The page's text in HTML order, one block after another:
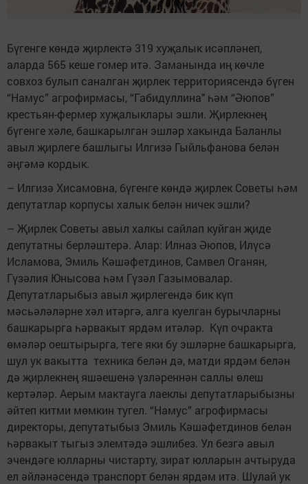
Бүгенге көндә җирлектә 319 хуҗалык исәпләнеп,
аларда 565 кеше гомер итә. Заманында иң көчле
совхоз булып саналган җирлек территориясендә бүген
“Намус” агрофирмасы, “Габидуллина" һәм “Әюпов”
крестьян-фермер хуҗалыклары эшли. Җирлекнең
бүгенге хәле, башкарылган эшләр хакында Баланлы
авыл җирлеге башлыгы Илгизә Гыйльфанова белән
әңгәмә кордык.
– Илгизә Хисамовна, бүгенге көндә җирлек Советы һәм
депутатлар корпусы халык белән ничек эшли?
– Җирлек Советы авыл халкы сайлап куйган җиде
депутатны берләштерә. Алар: Илназ Әюпов, Илүсә
Исламова, Эмиль Кәшәфетдинов, Самвел Оганян,
Гүзәлия Юнысова һәм Гүзәл Газымовалар.
Депутатларыбыз авыл җирлегендә бик күп
мәсьәләләрне хәл итәргә, алга куелган бурычларны
башкарырга һәрвакыт ярдәм итәләр. Күп очракта
өмәләр оештырырга, теге яки бу эшләрне башкарырга,
шул ук вакытта техника белән дә, матди ярдәм белән
дә җирлекнең яшәешенә үзләреннән саллы өлеш
кертәләр. Аерым мактауга лаеклы депутатларыбызны
әйтеп китми мөмкин тугел. “Намус” агрофирмасы
директоры, депутатыбыз Эмиль Кәшәфетдинов белән
һәрвакыт тыгыз элемтәдә эшлибез. Ул безгә авыл
эчендәге юлларны чистарту, зират юлларын ачтыруда
ел әйләнәсендә транспорт белән ярдәм итә. Шулай ук